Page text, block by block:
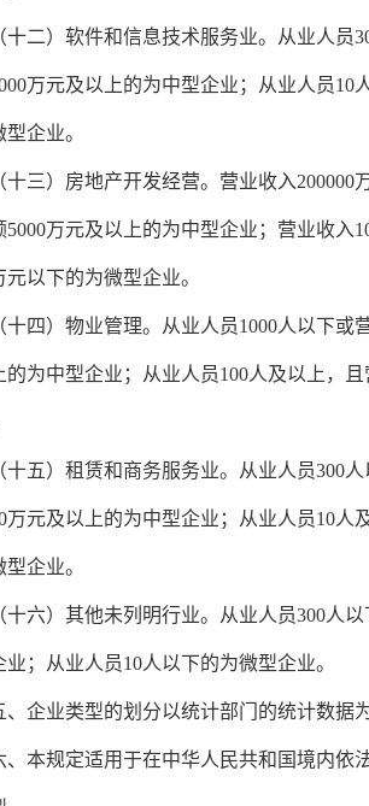
）软件和信息技术服务业。从业人员
万元及以上的为中型企业；从业人员
企业。
）房地产开发经营。营业收入200000万
5000万元及以上的为中型企业；营业收入
元以下的为微型企业。
）物业管理。从业人员1000人以下或营
的为中型企业；从业人员100人及以上，
）租赁和商务服务业。从业人员300人
万元及以上的为中型企业；从业人员10人
企业。
）其他未列明行业。从业人员300人以
业；从业人员10人以下的为微型企业。
业类型的划分以统计部门的统计数据
规定适用于在中华人民共和国境内依法